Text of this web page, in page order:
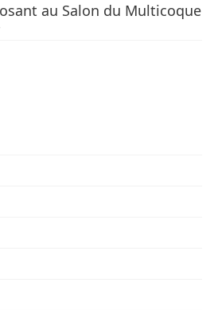
au Salon du Multicoque